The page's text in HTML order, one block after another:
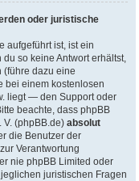
oder juristische
aufgeführt ist, ist ein
so keine Antwort erhältst,
(führe dazu eine
bei einem kostenlosen
liegt — den Support oder
beachte, dass phpBB
V. (phpBB.de)absolut
die Benutzer der
Verantwortung
nie phpBB Limited oder
juristischen Fragen